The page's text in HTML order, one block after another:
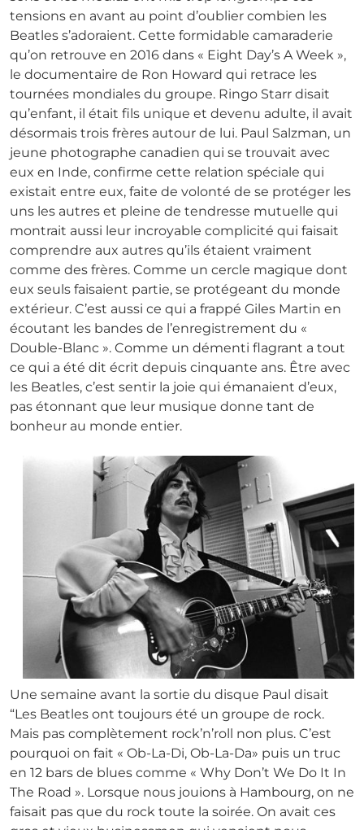
tensions en avant au point d’oublier combien les
Beatles s’adoraient. Cette formidable camaraderie
qu’on retrouve en 2016 dans « Eight Day’s A Week »,
le documentaire de Ron Howard qui retrace les
tournées mondiales du groupe. Ringo Starr disait
qu’enfant, il était fils unique et devenu adulte, il avait
désormais trois frères autour de lui. Paul Salzman, un
jeune photographe canadien qui se trouvait avec
eux en Inde, confirme cette relation spéciale qui
existait entre eux, faite de volonté de se protéger les
uns les autres et pleine de tendresse mutuelle qui
montrait aussi leur incroyable complicité qui faisait
comprendre aux autres qu’ils étaient vraiment
comme des frères. Comme un cercle magique dont
eux seuls faisaient partie, se protégeant du monde
extérieur. C’est aussi ce qui a frappé Giles Martin en
écoutant les bandes de l’enregistrement du «
Double-Blanc ». Comme un démenti flagrant a tout
ce qui a été dit écrit depuis cinquante ans. Être avec
les Beatles, c’est sentir la joie qui émanaient d’eux,
pas étonnant que leur musique donne tant de
bonheur au monde entier.
Une semaine avant la sortie du disque Paul disait
“Les Beatles ont toujours été un groupe de rock.
Mais pas complètement rock’n’roll non plus. C’est
pourquoi on fait « Ob-La-Di, Ob-La-Da» puis un truc
en 12 bars de blues comme « Why Don’t We Do It In
The Road ». Lorsque nous jouions à Hambourg, on ne
faisait pas que du rock toute la soirée. On avait ces